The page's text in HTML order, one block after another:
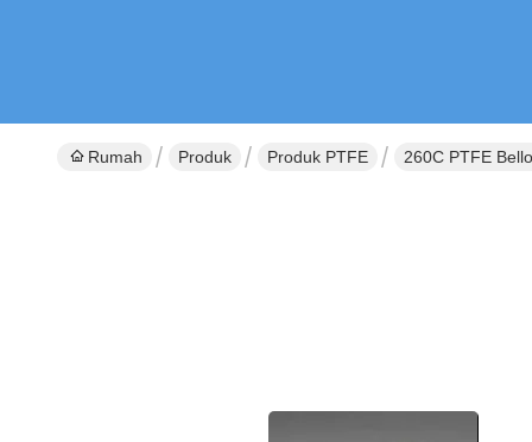
Rumah Produk Produk PTFE 260C PTFE